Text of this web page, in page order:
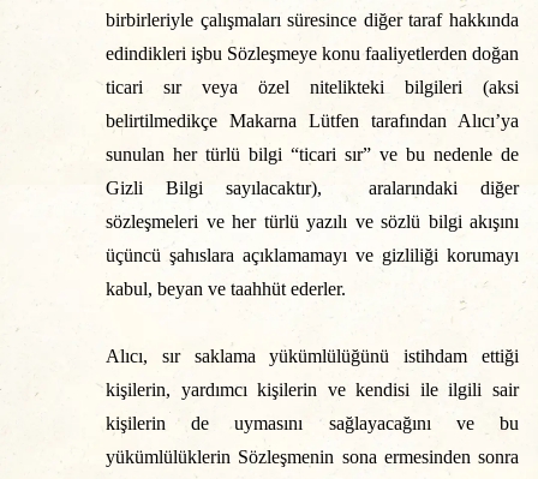
birbirleriyle çalışmaları süresince diğer taraf hakkında
edindikleri işbu Sözleşmeye konu faaliyetlerden doğan
ticari sır veya özel nitelikteki bilgileri (aksi
belirtilmedikçe Makarna Lütfen tarafından Alıcı’ya
sunulan her türlü bilgi “ticari sır” ve bu nedenle de
Gizli Bilgi sayılacaktır), aralarındaki diğer
sözleşmeleri ve her türlü yazılı ve sözlü bilgi akışını
üçüncü şahıslara açıklamamayı ve gizliliği korumayı
kabul, beyan ve taahhüt ederler.
Alıcı, sır saklama yükümlülüğünü istihdam ettiği
kişilerin, yardımcı kişilerin ve kendisi ile ilgili sair
kişilerin de uymasını sağlayacağını ve bu
yükümlülüklerin Sözleşmenin sona ermesinden sonra